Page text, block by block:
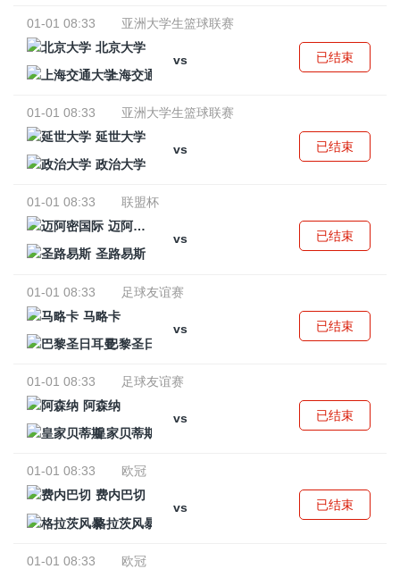
01-01 08:33
亚洲大学生篮球联赛
北京大学
vs
上海交通大学
已结束
01-01 08:33
亚洲大学生篮球联赛
延世大学
vs
政治大学
已结束
01-01 08:33
联盟杯
迈阿密国际
vs
圣路易斯
已结束
01-01 08:33
足球友谊赛
马略卡
vs
巴黎圣日耳曼
已结束
01-01 08:33
足球友谊赛
阿森纳
vs
皇家贝蒂斯
已结束
01-01 08:33
欧冠
费内巴切
vs
格拉茨风暴
已结束
01-01 08:33
欧冠